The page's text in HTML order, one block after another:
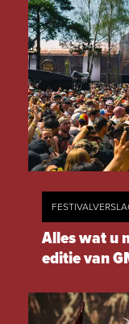
Alles wat u
editie van